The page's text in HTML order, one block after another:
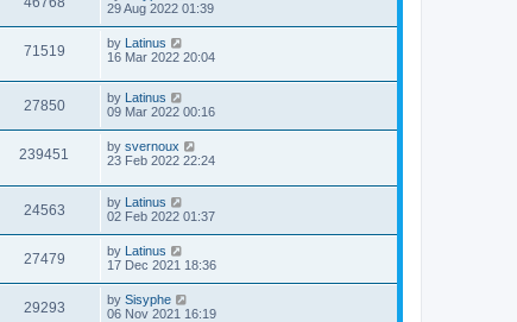
29 Aug 2022 01:39
71519 by Latinus
16 Mar 2022 20:04
27850 by
Latinus
09 Mar 2022 00:16
239451 by svernoux
23 Feb 2022 22:24
24563 by Latinus
02 Feb 2022 01:37
27479 by Latinus
17 Dec 2021 18:36
29293 by Sisyphe
06 Nov 2021 16:19